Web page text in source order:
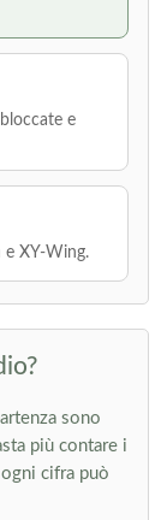
e
e XY-Wing.
sono
più contare i
cifra può